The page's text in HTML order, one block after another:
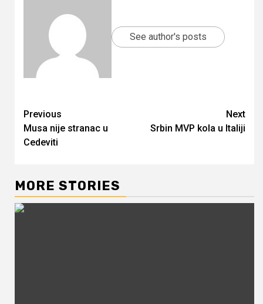
See author's posts
Continue
Reading
Previous
Musa nije stranac u
Cedeviti
Next
Srbin MVP kola u Italiji
MORE STORIES